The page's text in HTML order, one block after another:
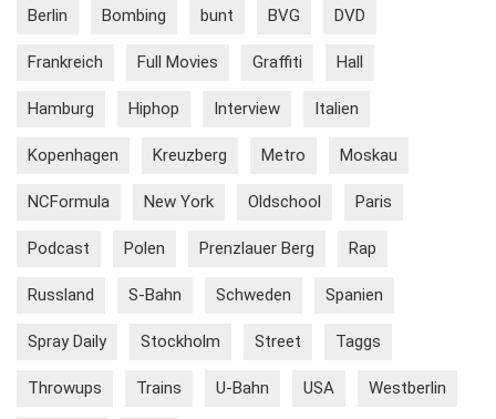
Berlin Bombing bunt BVG DVD
Frankreich Full Movies Graffiti Hall
Hamburg Hiphop Interview Italien
Kopenhagen Kreuzberg Metro Moskau
NCFormula New York Oldschool Paris
Podcast Polen Prenzlauer Berg Rap
Russland S-Bahn Schweden Spanien
Spray Daily Stockholm Street Taggs
Throwups Trains U-Bahn USA Westberlin